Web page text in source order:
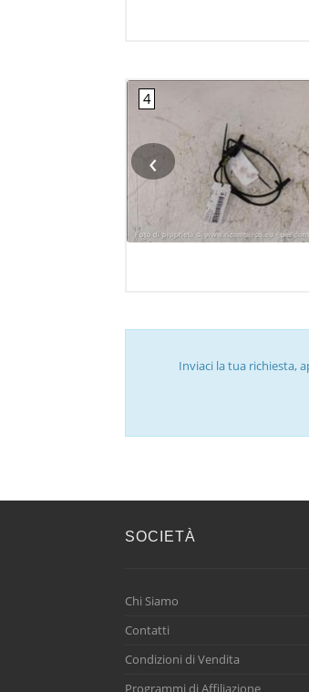
‹
Inviaci la tua richiesta,
SOCIETÀ
Chi Siamo
Contatti
Condizioni di Vendita
Programmi di Affiliazione